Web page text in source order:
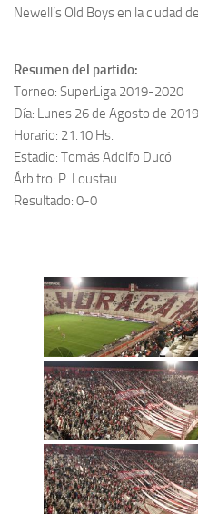
Newell’s Old Boys en la ciudad
Resumen del partido:
Torneo: SuperLiga 2019-2020
Día: Lunes 26 de Agosto de 2019
Horario: 21.10 Hs.
Estadio: Tomás Adolfo Ducó
Árbitro: P. Loustau
Resultado: 0-0